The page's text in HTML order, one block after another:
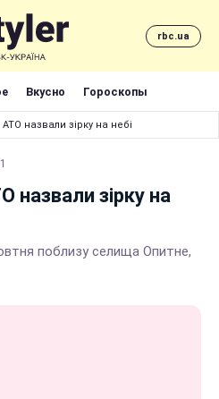
rbc.ua
Вкусно Гороскопы
назвали зірку на небі
назвали зірку на
поблизу селища Опитне,